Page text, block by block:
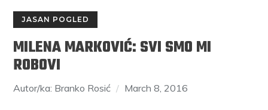
JASAN POGLED
MILENA MARKOVIĆ: SVI SMO MI
ROBOVI
Autor/ka: Branko Rosić March 8, 2016